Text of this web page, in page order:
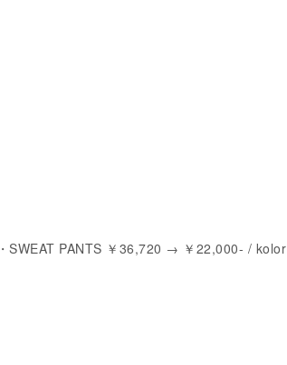
・SWEAT PANTS ￥36,720 → ￥22,000- / kolor